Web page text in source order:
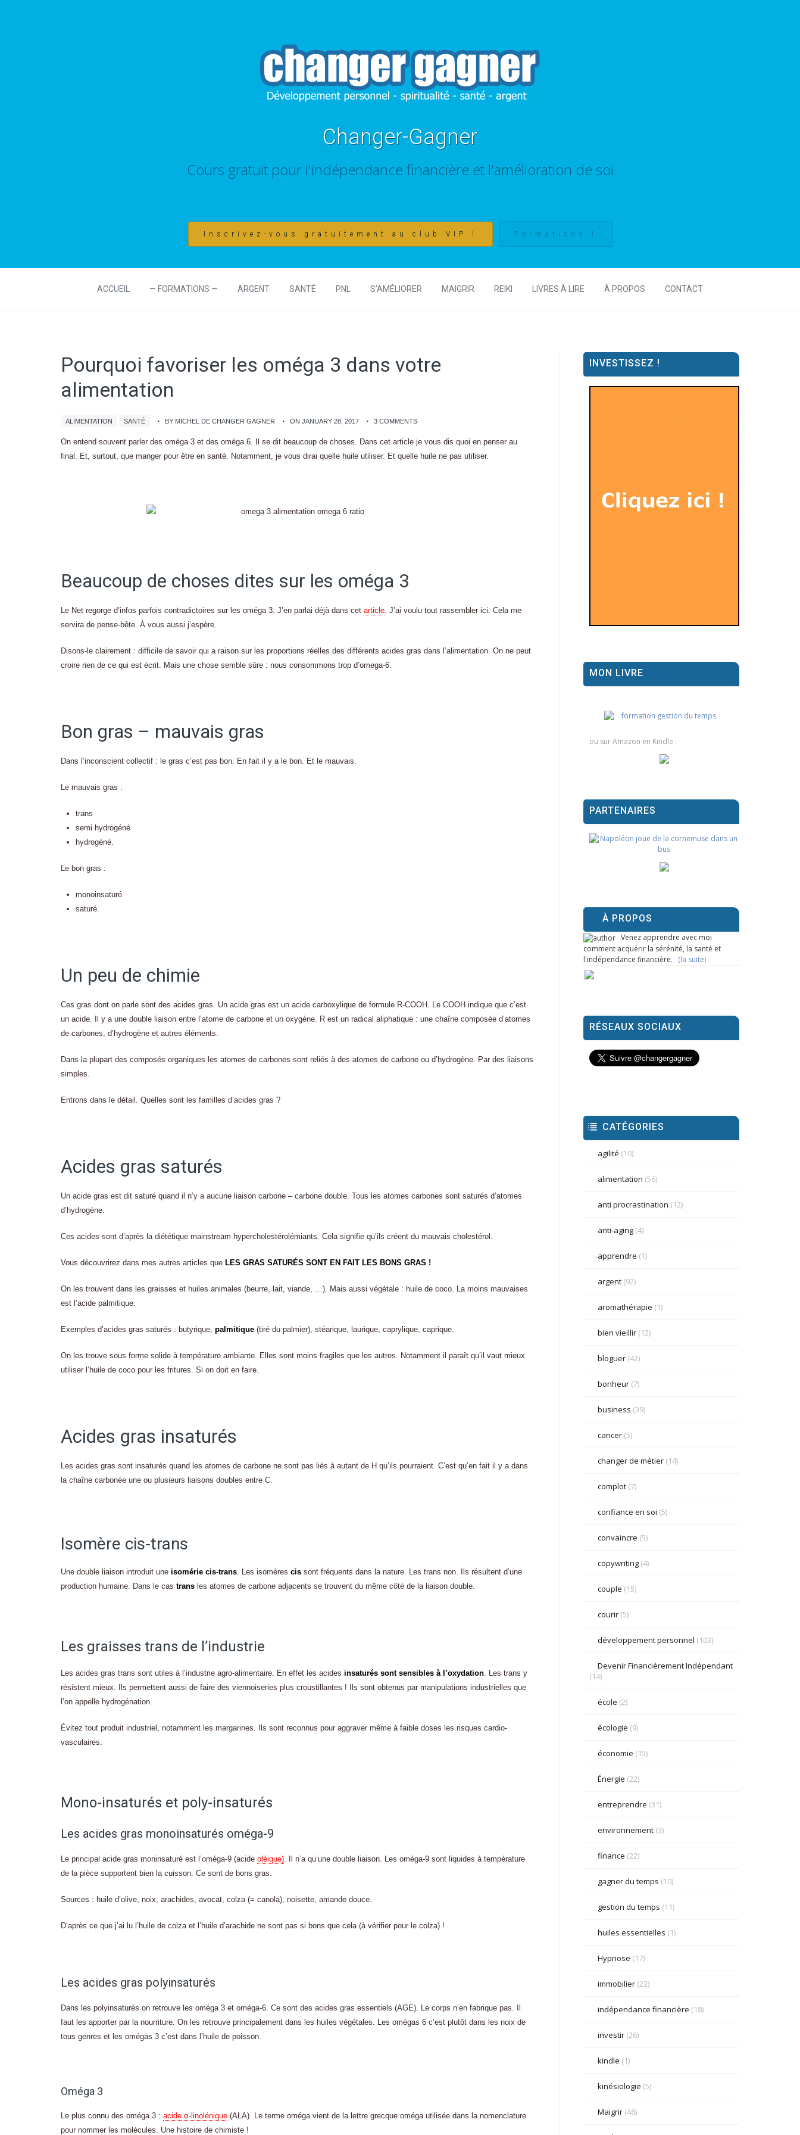
Changer-Gagner
Cours gratuit pour l'indépendance financière et l'amélioration de soi
Inscrivez-vous gratuitement au club VIP ! Formations !
ACCUEIL — FORMATIONS — ARGENT SANTÉ PNL S’AMÉLIORER MAIGRIR REIKI LIVRES À LIRE À PROPOS CONTACT
Pourquoi favoriser les oméga 3 dans votre
alimentation
ALIMENTATION SANTÉ BY MICHEL DE CHANGER GAGNER ON JANUARY 28, 2017 3 COMMENTS
On entend souvent parler des oméga 3 et des oméga 6. Il se dit beaucoup de choses. Dans cet article je vous dis quoi en penser au
final. Et, surtout, que manger pour être en santé. Notamment, je vous dirai quelle huile utiliser. Et quelle huile ne pas utiliser.
Beaucoup de choses dites sur les oméga 3
Le Net regorge d’infos parfois contradictoires sur les oméga 3. J’en parlai déjà dans cet article. J’ai voulu tout rassembler ici. Cela me
servira de pense-bête. À vous aussi j’espère.
Disons-le clairement : difficile de savoir qui a raison sur les proportions réelles des différents acides gras dans l’alimentation. On ne peut
croire rien de ce qui est écrit. Mais une chose semble sûre : nous consommons trop d’omega-6.
Bon gras – mauvais gras
Dans l’inconscient collectif : le gras c’est pas bon. En fait il y a le bon. Et le mauvais.
Le mauvais gras :
trans
semi hydrogéné
hydrogéné.
Le bon gras :
monoinsaturé
saturé.
Un peu de chimie
Ces gras dont on parle sont des acides gras. Un acide gras est un acide carboxylique de formule R-COOH. Le COOH indique que c’est
un acide. Il y a une double liaison entre l’atome de carbone et un oxygène. R est un radical aliphatique : une chaîne composée d’atomes
de carbones, d’hydrogène et autres éléments.
Dans la plupart des composés organiques les atomes de carbones sont reliés à des atomes de carbone ou d’hydrogène. Par des liaisons
simples.
Entrons dans le détail. Quelles sont les familles d’acides gras ?
Acides gras saturés
Un acide gras est dit saturé quand il n’y a aucune liaison carbone – carbone double. Tous les atomes carbones sont saturés d’atomes
d’hydrogène.
Ces acides sont d’après la diététique mainstream hypercholestérolémiants. Cela signifie qu’ils créent du mauvais cholestérol.
Vous découvrirez dans mes autres articles que LES GRAS SATURÉS SONT EN FAIT LES BONS GRAS !
On les trouvent dans les graisses et huiles animales (beurre, lait, viande, …). Mais aussi végétale : huile de coco. La moins mauvaises
est l’acide palmitique.
Exemples d’acides gras saturés : butyrique, palmitique (tiré du palmier), stéarique, laurique, caprylique, caprique.
On les trouve sous forme solide à température ambiante. Elles sont moins fragiles que les autres. Notamment il paraît qu’il vaut mieux
utiliser l’huile de coco pour les fritures. Si on doit en faire.
Acides gras insaturés
Les acides gras sont insaturés quand les atomes de carbone ne sont pas liés à autant de H qu’ils pourraient. C’est qu’en fait il y a dans
la chaîne carbonée une ou plusieurs liaisons doubles entre C.
Isomère cis-trans
Une double liaison introduit une isomérie cis-trans. Les isomères cis sont fréquents dans la nature. Les trans non. Ils résultent d’une
production humaine. Dans le cas trans les atomes de carbone adjacents se trouvent du même côté de la liaison double.
Les graisses trans de l’industrie
Les acides gras trans sont utiles à l’industrie agro-alimentaire. En effet les acides insaturés sont sensibles à l’oxydation. Les trans y
résistent mieux. Ils permettent aussi de faire des viennoiseries plus croustillantes ! Ils sont obtenus par manipulations industrielles que
l’on appelle hydrogénation.
Évitez tout produit industriel, notamment les margarines. Ils sont reconnus pour aggraver même à faible doses les risques cardio-
vasculaires.
Mono-insaturés et poly-insaturés
Les acides gras monoinsaturés oméga-9
Le principal acide gras moninsaturé est l’oméga-9 (acide oléique). Il n’a qu’une double liaison. Les oméga-9 sont liquides à température
de la pièce supportent bien la cuisson. Ce sont de bons gras.
Sources : huile d’olive, noix, arachides, avocat, colza (= canola), noisette, amande douce.
D’après ce que j’ai lu l’huile de colza et l’huile d’arachide ne sont pas si bons que cela (à vérifier pour le colza) !
Les acides gras polyinsaturés
Dans les polyinsaturés on retrouve les oméga 3 et oméga-6. Ce sont des acides gras essentiels (AGE). Le corps n’en fabrique pas. Il
faut les apporter par la nourriture. On les retrouve principalement dans les huiles végétales. Les omégas 6 c’est plutôt dans les noix de
tous genres et les omégas 3 c’est dans l’huile de poisson.
Oméga 3
Le plus connu des oméga 3 : acide α-linolénique (ALA). Le terme oméga vient de la lettre grecque oméga utilisée dans la nomenclature
pour nommer les molécules. Une histoire de chimiste !
INVESTISSEZ !
MON LIVRE
ou sur Amazon en Kindle :
PARTENAIRES
À PROPOS
Venez apprendre avec moi
comment acquérir la sérénité, la santé et
l'indépendance financière. (la suite)
RÉSEAUX SOCIAUX
CATÉGORIES
agilité (10)
alimentation (56)
anti procrastination (12)
anti-aging(4)
apprendre (1)
argent(92)
aromathérapie (1)
bien vieillir(12)
bloguer(42)
bonheur(7)
business (39)
cancer(5)
changer de métier(14)
complot(7)
confiance en soi (5)
convaincre (5)
copywriting(4)
couple (15)
courir(5)
développement personnel (103)
Devenir Financièrement Indépendant
(14)
école (2)
écologie (9)
économie (15)
Énergie (22)
entreprendre (31)
environnement(3)
finance (22)
gagner du temps (10)
gestion du temps (11)
huiles essentielles (1)
Hypnose (17)
immobilier(22)
indépendance financière (18)
investir(26)
kindle (1)
kinésiologie (5)
Maigrir(46)